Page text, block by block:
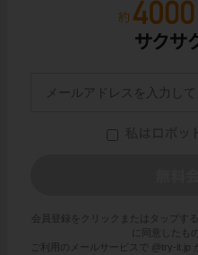
会員登録をクリックまたはタップする
に同意したも
ご利用のメールサービスで @try-it.jp